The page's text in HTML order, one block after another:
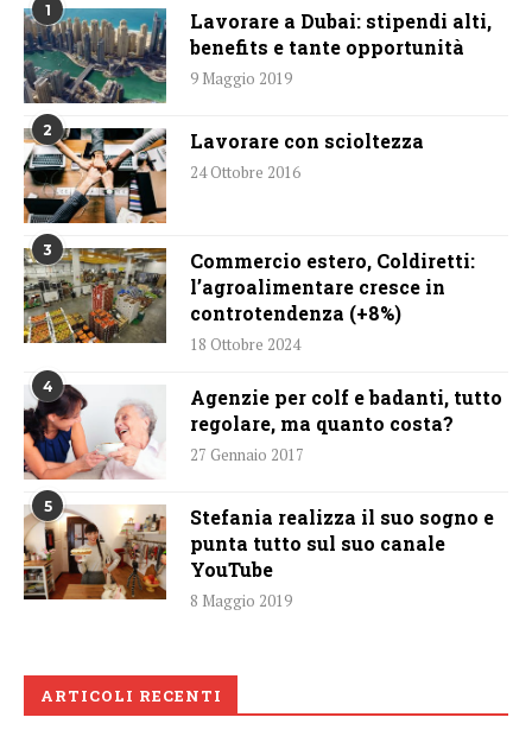
1
Lavorare a Dubai: stipendi alti,
benefits e tante opportunità
9 Maggio 2019
2 Lavorare con scioltezza
24 Ottobre 2016
3
Commercio estero, Coldiretti:
l’agroalimentare cresce in
controtendenza (+8%)
18 Ottobre 2024
4
Agenzie per colf e badanti, tutto
regolare, ma quanto costa?
27 Gennaio 2017
5
Stefania realizza il suo sogno e
punta tutto sul suo canale
YouTube
8 Maggio 2019
ARTICOLI RECENTI